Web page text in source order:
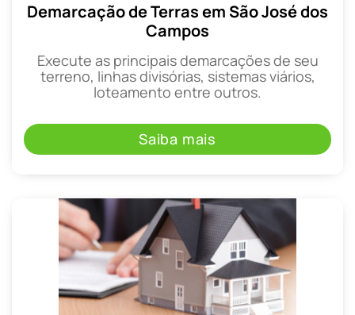
Demarcação de Terras em São José dos
Campos
Execute as principais demarcações de seu
terreno, linhas divisórias, sistemas viários,
loteamento entre outros.
Saiba mais